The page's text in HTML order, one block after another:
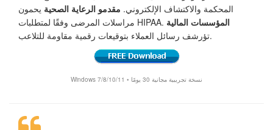
المحكمة والاكتشاف الإلكتروني. مقدمو الرعاية الصحية يحمون
مراسلات المرضى وفقًا لمتطلبات HIPAA. المؤسسات المالية
تؤرشف رسائل العملاء بتوقيعات رقمية مقاومة للتلاعب.
Windows 7/8/10/11 • نسخة تجريبية مجانية 30 يومًا